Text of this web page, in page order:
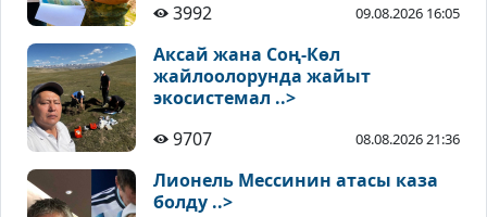
3992 09.08.2026 16:05
Аксай жана Соң-Көл
жайлоолорунда жайыт
экосистемал ..>
9707
08.08.2026 21:36
Лионель Мессинин атасы каза
болду ..>